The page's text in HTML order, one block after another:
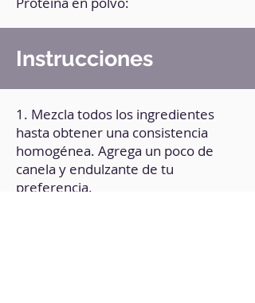
Instrucciones
1. Mezcla todos los ingredientes
hasta obtener una consistencia
homogénea. Agrega un poco de
canela y endulzante de tu
preferencia.